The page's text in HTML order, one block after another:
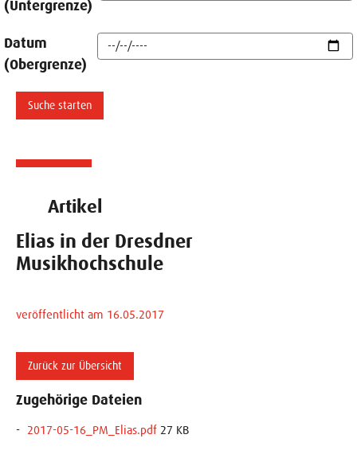
(Untergrenze)
Datum
(Obergrenze)
Artikel
Elias in der Dresdner
Musikhochschule
veröffentlicht am 16.05.2017
Zurück zur Übersicht
Zugehörige Dateien
2017-05-16_PM_Elias.pdf 27 KB